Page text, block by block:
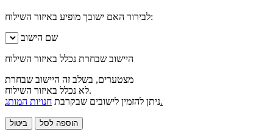
לבירור האם ישובך מופיע באיזור השילוח:
שם הישוב
היישוב שבחרת נכלל באיזור השילוח
מצטערים, בשלב זה היישוב שבחרת
לא נכלל באיזור השילוח.
ניתן להזמין לישובים שבקרבתחנויות המותג.
ביטול הוספה לסל